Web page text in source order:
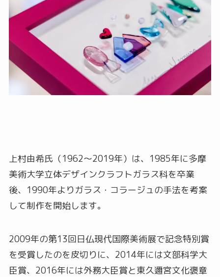
上村由希氏（1962〜2019年）は、1985年に多摩
美術大学立体デザインクラフトガラス科を卒業
後、1990年よりガラス・コラージュの手法を考案
して制作を開始します。
2009年の第13回日仏現代国際美術展で記念特別賞
を受賞したのを皮切りに、2014年には文部科学大
臣賞、2016年には外務大臣賞と東久邇宮文化褒章